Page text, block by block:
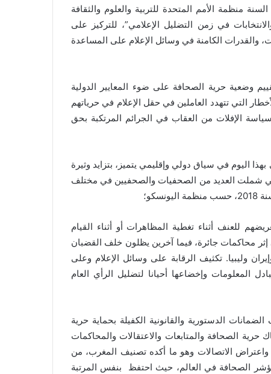
1993. وقد اختارت له هذه السنة منظمة الأمم المتحدة للتربية والعلوم والثقافة
في زمن التضليل الإعلامي”، للتركيز على
والقدرات الكامنة في وسائل الإعلام على المساعدة
وضعية حرية الصحافة على ضوء المعايير الدولية
التي تتهدد العاملين في حقل الإعلام في حرياتهم
الإفلات من العقاب في الجرائم المرتكبة بحق
اليوم في سياق دولي وإقليمي يتميز، بتزايد وثيرة
التي شملت العديد من الصحفيات والصحفيين في مختلف
للعنف أثناء تغطية المظاهرات أو أثناء القيام
محاكمات جائرة، فيما آخرين يظلون خلف القضبان
وليبيا. تكثيف الرقابة على وسائل الإعلام وعلى
المعلومات وإخضاعها أحيانا لتضليل الرأي العام
الدستورية والقانونية الكفيلة بحماية حرية
حرية الصحافة والمتابعات والاعتقالات والمحاكمات
الاتصالات وهو ما أكده تصنيف المغرب، من
مراسلون بلا حدود في تقريرها السنوي 2019 لمؤشر الصحافة في العالم، حيث احتفظ بنفس المرتبة